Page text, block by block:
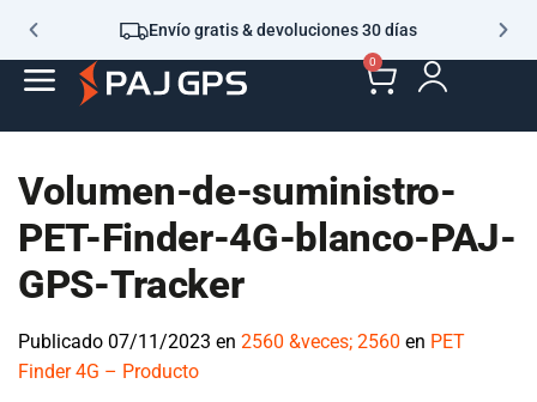
Envío gratis & devoluciones 30 días
0
Volumen-de-suministro-
PET-Finder-4G-blanco-PAJ-
GPS-Tracker
Publicado 07/11/2023 en 2560 &veces; 2560 en PET
Finder 4G – Producto